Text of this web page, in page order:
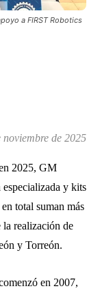
a FIRST Robotics
noviembre de 2025
2025, GM
y kits
total suman más
la realización de
y Torreón.
en 2007,